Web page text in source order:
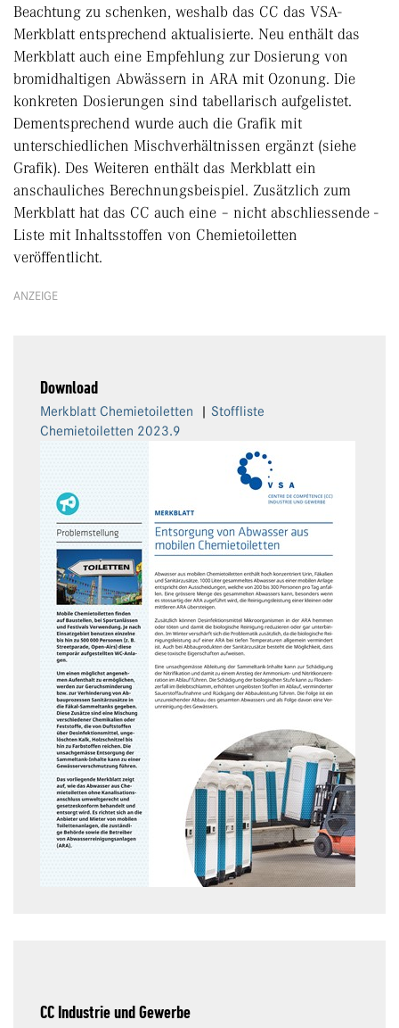
Beachtung zu schenken, weshalb das CC das VSA-
Merkblatt entsprechend aktualisierte. Neu enthält das
Merkblatt auch eine Empfehlung zur Dosierung von
bromidhaltigen Abwässern in ARA mit Ozonung. Die
konkreten Dosierungen sind tabellarisch aufgelistet.
Dementsprechend wurde auch die Grafik mit
unterschiedlichen Mischverhältnissen ergänzt (siehe
Grafik). Des Weiteren enthält das Merkblatt ein
anschauliches Berechnungsbeispiel. Zusätzlich zum
Merkblatt hat das CC auch eine – nicht abschliessende -
Liste mit Inhaltsstoffen von Chemietoiletten
veröffentlicht.
ANZEIGE
Download
Merkblatt Chemietoiletten | Stoffliste
Chemietoiletten 2023.9
CC Industrie und Gewerbe